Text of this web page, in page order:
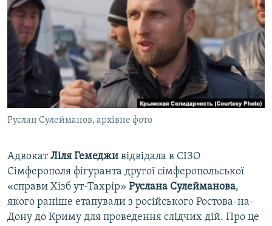
СПЕЦПРОЕКТИ
ДЕПОРТАЦІЯ
ВІДЕОУРОКИ «ELIFBE»
СВІДЧЕННЯ ОКУПАЦІЇ
УКРАЇНСЬКА ПРОБЛЕМА КРИМУ
ІНФОГРАФІКА
ЯК ОБІЙТИ БЛОКУВАННЯ
Русский
Qırımtatar
ДОЛУЧАЙСЯ!
Усі сайти RFE/RL
Руслан Сулейманов, архівне фото
АдвокатЛіля Гемеджи відвідала в СІЗО
Сімферополя фігуранта другої сімферопольської
«справи Хізб ут-Тахрір» Руслана Сулейманова,
якого раніше етапували з російського Ростова-на-
Дону до Криму для проведення слідчих дій. Про це